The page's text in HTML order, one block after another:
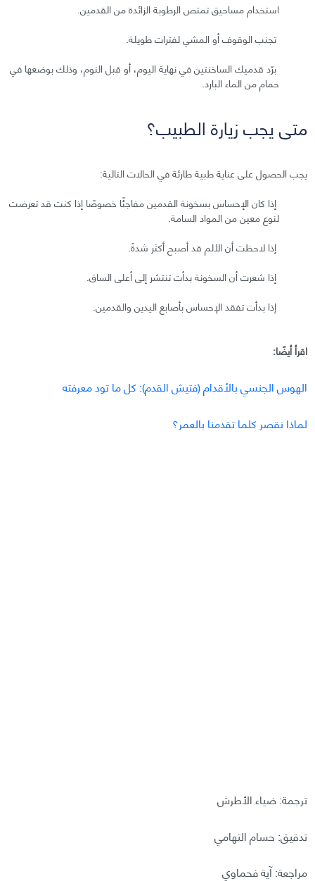
استخدام مساحيق تمتص الرطوبة الزائدة من القدمين.
تجنب الوقوف أو المشي لفترات طويلة.
برّد قدميك الساخنتين في نهاية اليوم، أو قبل النوم، وذلك بوضعها في
حمام من الماء البارد.
متى يجب زيارة الطبيب؟
يجب الحصول على عناية طبية طارئة في الحالات التالية:
إذا كان الإحساس بسخونة القدمين مفاجئًا خصوصًا إذا كنت قد تعرضت
لنوع معين من المواد السامة.
إذا لاحظت أن الألم قد أصبح أكثر شدةً.
إذا شعرت أن السخونة بدأت تنتشر إلى أعلى الساق.
إذا بدأت تفقد الإحساس بأصابع اليدين والقدمين.
اقرأ أيضًا:
الهوس الجنسي بالأقدام (فتيش القدم): كل ما تود معرفته
لماذا نقصر كلما تقدمنا بالعمر؟
ترجمة: ضياء الأطرش
تدقيق: حسام التهامي
مراجعة: آية فحماوي